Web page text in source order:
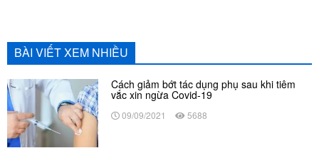
BÀI VIẾT XEM NHIỀU
Cách giảm bớt tác dụng phụ sau khi tiêm
vắc xin ngừa Covid-19
09/09/2021 5688